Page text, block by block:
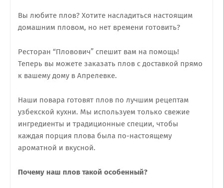
Вы любите плов? Хотите насладиться настоящим
домашним пловом, но нет времени готовить?
Ресторан “Пловович” спешит вам на помощь!
Теперь вы можете заказать плов с доставкой прямо
к вашему дому в Апрелевке.
Наши повара готовят плов по лучшим рецептам
узбекской кухни. Мы используем только свежие
ингредиенты и традиционные специи, чтобы
каждая порция плова была по-настоящему
ароматной и вкусной.
Почему наш плов такой особенный?